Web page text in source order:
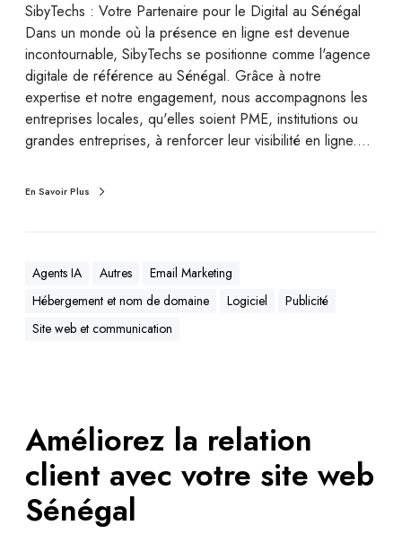
SibyTechs : Votre Partenaire pour le Digital au Sénégal
Dans un monde où la présence en ligne est devenue
incontournable, SibyTechs se positionne comme l'agence
digitale de référence au Sénégal. Grâce à notre
expertise et notre engagement, nous accompagnons les
entreprises locales, qu'elles soient PME, institutions ou
grandes entreprises, à renforcer leur visibilité en ligne.…
En Savoir Plus
Agents IA Autres
Email Marketing
Hébergement et nom de domaine
Logiciel
Publicité
Site web et communication
Améliorez la relation
client avec votre site web
Sénégal